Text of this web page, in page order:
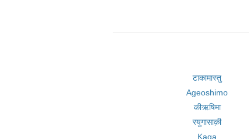
टाकामास्तु
Ageoshimo
कीऋषिमा
रयुगासाक़ी
Kaga